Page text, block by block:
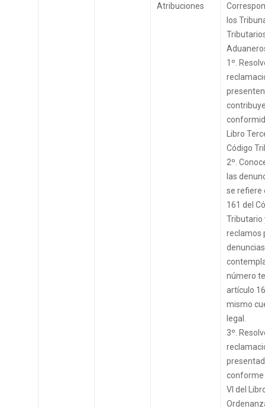
Atribuciones
los
1º.
Libro
Código
2º.
las
se refiere
161 del
Tributario
reclamos
número
artículo
mismo
legal.
3º.
conforme
VI del